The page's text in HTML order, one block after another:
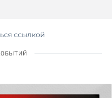
ссылкой